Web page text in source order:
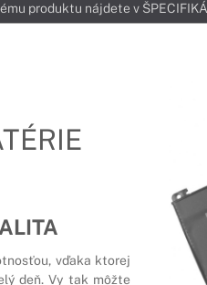
produktu nájdete v
vďaka ktorej
deň. Vy tak môžte